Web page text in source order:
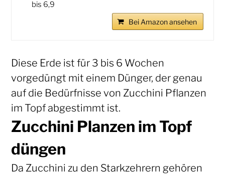
bis 6,9
Bei Amazon ansehen
Diese Erde ist für 3 bis 6 Wochen
vorgedüngt mit einem Dünger, der genau
auf die Bedürfnisse von Zucchini Pflanzen
im Topf abgestimmt ist.
Zucchini Planzen im Topf
düngen
Da Zucchini zu den Starkzehrern gehören